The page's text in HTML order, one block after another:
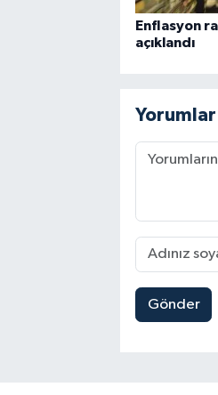
Enflasyon
açıklandı
Yorumlar
Gönder